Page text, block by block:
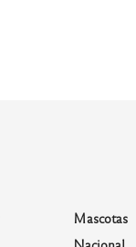
Mascotas